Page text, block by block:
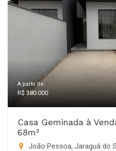
A partir de:
R$ 380.000
Casa Geminada à
68m²
João Pessoa, Jaraguá do